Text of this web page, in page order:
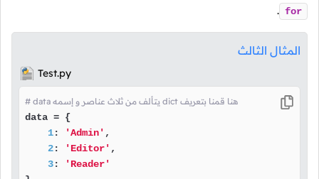
for
.
المثال الثالث
Test.py
# data يتألف من ثلاث عناصر و إسمه dict هنا قمنا بتعريف
data = {
1: 'Admin' ,
2: 'Editor' ,
3:
'Reader'